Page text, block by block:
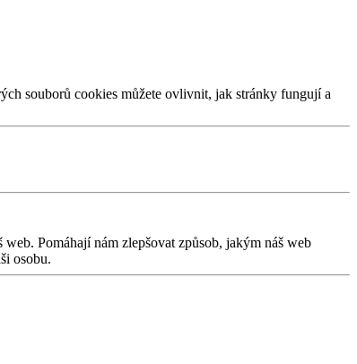
souborů cookies můžete ovlivnit, jak stránky fungují a
Pomáhají nám zlepšovat způsob, jakým náš web
osobu.